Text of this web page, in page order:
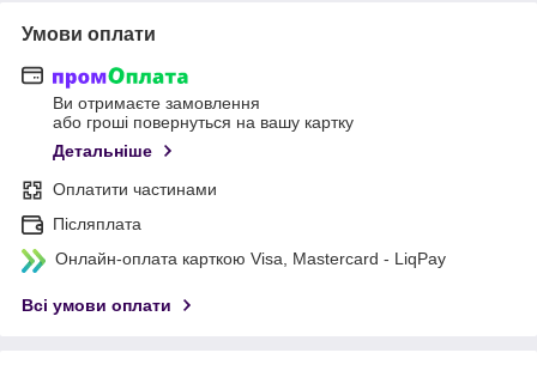
Умови оплати
Ви отримаєте замовлення
або гроші повернуться на вашу картку
Детальніше
Оплатити частинами
Післяплата
Онлайн-оплата карткою Visa, Mastercard - LiqPay
Всі умови оплати